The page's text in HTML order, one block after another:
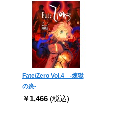
Fate/Zero Vol.4 -煉獄
の炎-
￥1,466 (税込)